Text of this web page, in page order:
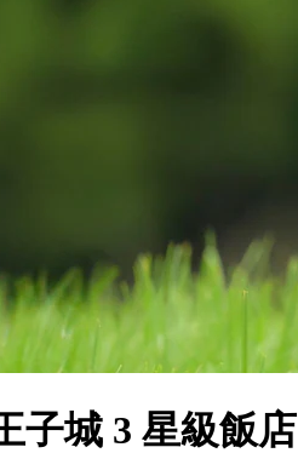
子城 3 星級飯店